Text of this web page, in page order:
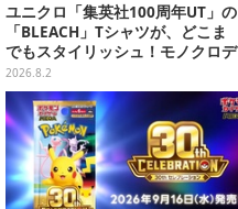
ユニクロ「集英社100周年UT」の
「BLEACH」Tシャツが、どこま
でもスタイリッシュ！モノクロデ
ザインもクール
2026.8.2